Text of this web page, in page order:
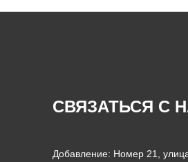
СВЯЗАТЬСЯ С
Добавление: Номер 21,